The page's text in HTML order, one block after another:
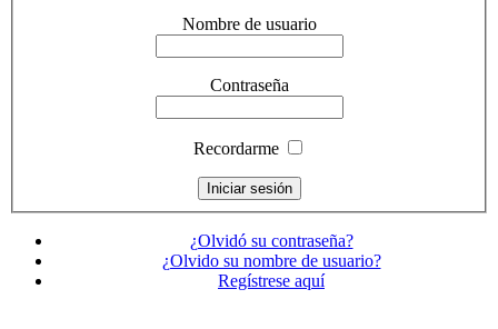
Nombre de usuario
Contraseña
Recordarme
¿Olvidó su contraseña?
¿Olvido su nombre de usuario?
Regístrese aquí